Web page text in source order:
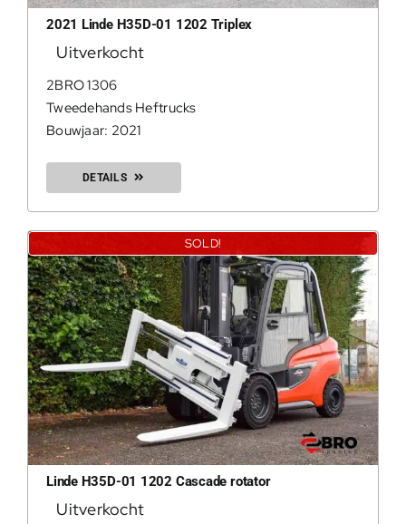
2021 Linde H35D-01 1202 Triplex
Uitverkocht
2BRO 1306
Tweedehands Heftrucks
Bouwjaar: 2021
DETAILS
SOLD!
Linde H35D-01 1202 Cascade rotator
Uitverkocht
200Kg =
200Kg